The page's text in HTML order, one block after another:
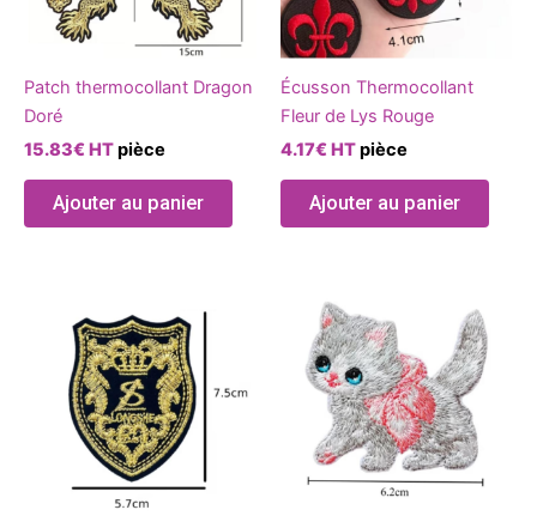
Patch thermocollant Dragon
Doré
15.83€HTpièce
Ajouter au panier
options
peuvent
choisies
page
Écusson Thermocollant
Fleur de Lys Rouge
4.17€HTpièce
Ajouter au panier